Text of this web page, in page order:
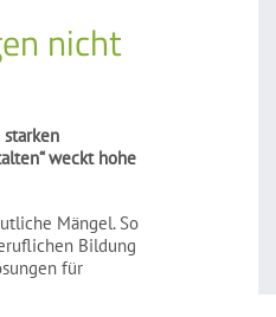
nicht
weckt hohe
Mängel. So
Bildung
für